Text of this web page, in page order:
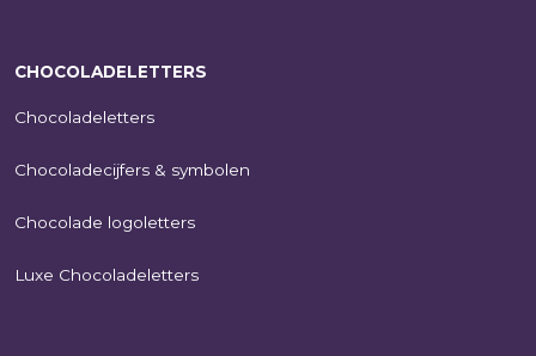
CHOCOLADELETTERS
Chocoladeletters
Chocoladecijfers & symbolen
Chocolade logoletters
Luxe Chocoladeletters